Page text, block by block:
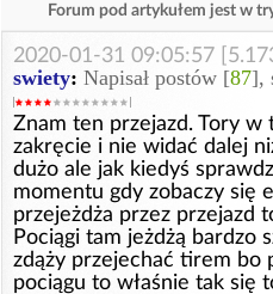
Forum pod artykułem jest w
2020-01-31 09:05:57
swiety: Napisał postów [87],
Znam ten przejazd. Tory w
zakręcie i nie widać dalej
dużo ale jak kiedyś
momentu gdy zobaczy się
przejeżdża przez przejazd
Pociągi tam jeżdżą bardzo
zdąży przejechać tirem bo
pociągu to właśnie tak się